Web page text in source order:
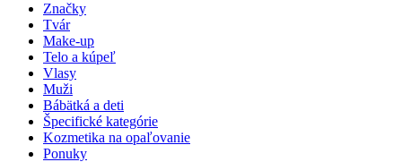
Značky
Tvár
Make-up
Telo a kúpeľ
Vlasy
Muži
Bábätká a deti
Špecifické kategórie
Kozmetika na opaľovanie
Ponuky